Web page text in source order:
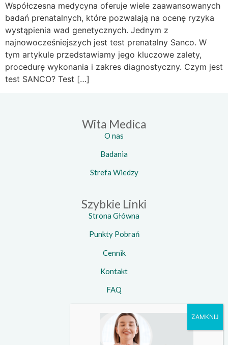
Współczesna medycyna oferuje wiele zaawansowanych
badań prenatalnych, które pozwalają na ocenę ryzyka
wystąpienia wad genetycznych. Jednym z
najnowocześniejszych jest test prenatalny Sanco. W
tym artykule przedstawiamy jego kluczowe zalety,
procedurę wykonania i zakres diagnostyczny. Czym jest
test SANCO? Test […]
Wita Medica
O nas
Badania
Strefa Wiedzy
Szybkie Linki
Strona Główna
Punkty Pobrań
Cennik
Kontakt
FAQ
Kontakt
734 924 924